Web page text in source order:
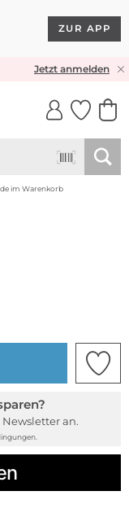
ZUR APP
Jetzt anmelden
im Warenkorb
an.